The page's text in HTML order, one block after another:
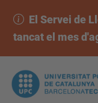
El Servei de
tancat el mes